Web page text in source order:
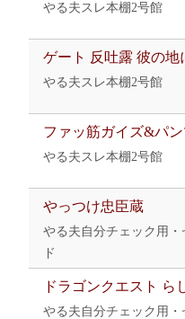
やる夫スレ本棚2号館
ゲート 反吐露 彼の地
やる夫スレ本棚2号館
ファッ筋ガイズ&パ
やる夫スレ本棚2号館
やっつけ忠臣蔵
やる夫自分チェック用・
ド
ドラゴンクエスト ら
やる夫自分チェック用・